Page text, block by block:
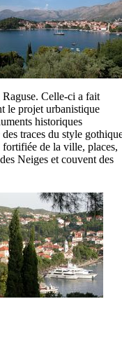
Celle-ci a fait
le projet urbanistique
historiques
traces du style
de la ville, places,
Neiges et couvent des